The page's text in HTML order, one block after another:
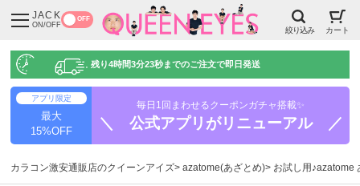
JACK
ON/OFF
OFF
絞り込み カート
残り4時間3分22秒までのご注文で即日発送
アプリ限定
最大
15%OFF
毎日1回まわせるクーポンガチャ搭載✨
＼ 公式アプリがリニューアル ／
カラコン激安通販店のクイーンアイズ azatome(あざとめ) お試し用♪azatome